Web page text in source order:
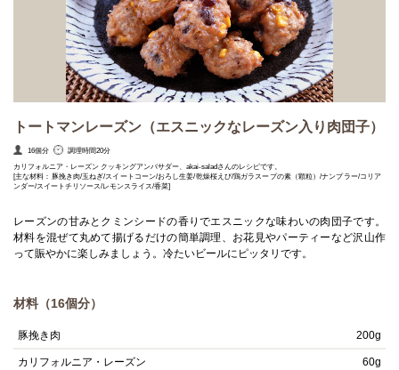
トートマンレーズン（エスニックなレーズン入り肉団子）
16個分
調理時間20分
カリフォルニア・レーズン クッキングアンバサダー、akai-saladさんのレシピです。
[主な材料：豚挽き肉/玉ねぎ/スイートコーン/おろし生姜/乾燥桜えび/鶏ガラスープの素（顆粒）/ナンプラー/コリア
ンダー/スイートチリソース/レモンスライス/香菜]
レーズンの甘みとクミンシードの香りでエスニックな味わいの肉団子です。
材料を混ぜて丸めて揚げるだけの簡単調理、お花見やパーティーなど沢山作
って賑やかに楽しみましょう。冷たいビールにピッタリです。
材料（16個分）
豚挽き肉 200g
カリフォルニア・レーズン 60g